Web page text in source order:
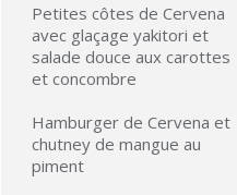
Petites côtes de Cervena
avec glaçage yakitori et
salade douce aux carottes
et concombre
Hamburger de Cervena et
chutney de mangue au
piment